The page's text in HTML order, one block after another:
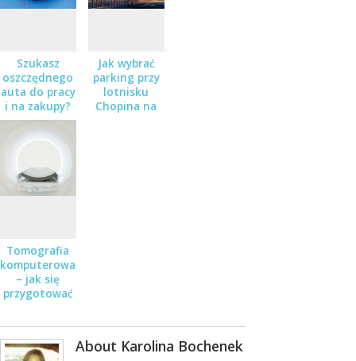
Szukasz
oszczędnego
auta do pracy
i na zakupy?
Sprawdź
Nissana Micra
Jak wybrać
parking przy
lotnisku
Chopina na
Tomografia
komputerowa
– jak się
przygotować
About Karolina Bochenek